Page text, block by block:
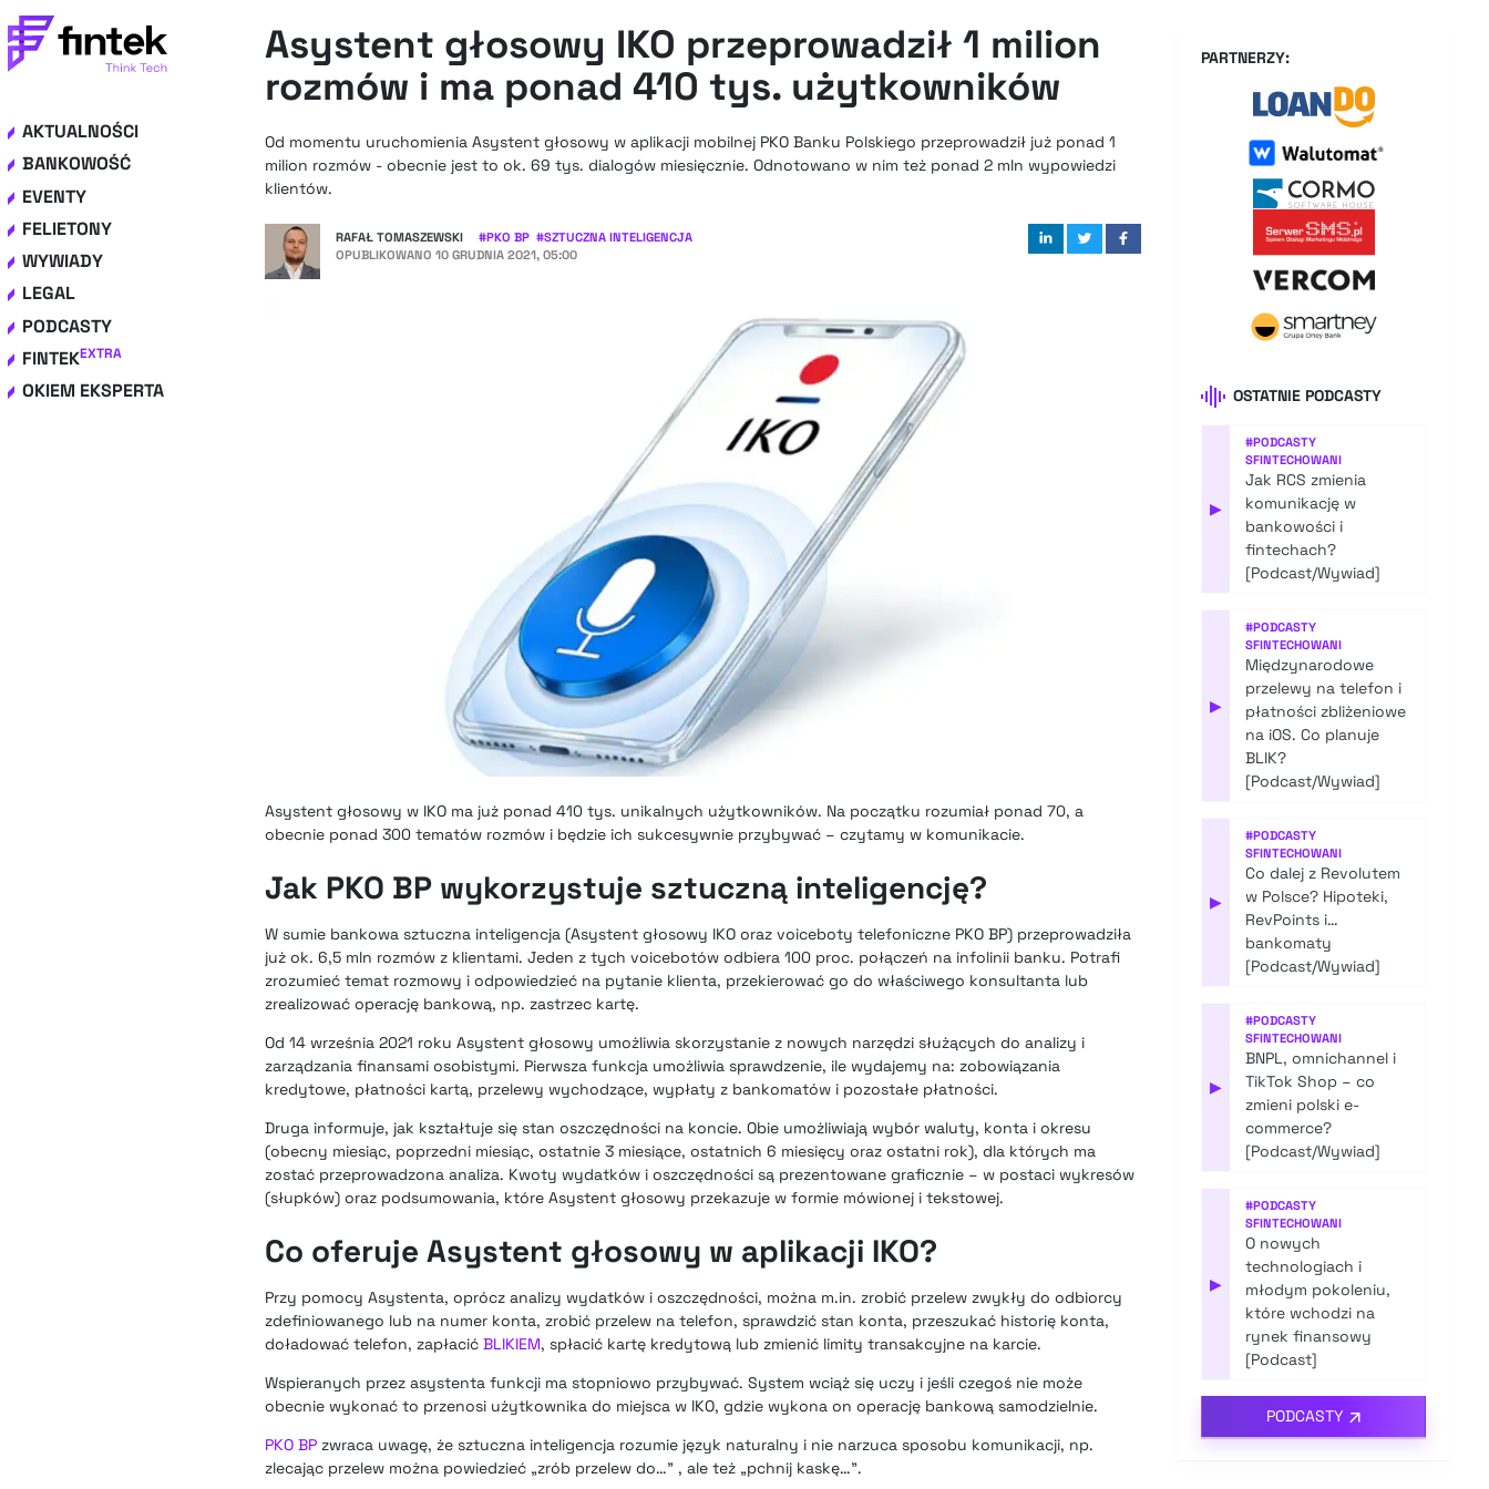
AKTUALNOŚCI
BANKOWOŚĆ
EVENTY
FELIETONY
WYWIADY
LEGAL
PODCASTY
FINTEKEXTRA
OKIEM EKSPERTA
Asystent głosowy IKO przeprowadził 1 milion
rozmów i ma ponad 410 tys. użytkowników
Od momentu uruchomienia Asystent głosowy w aplikacji mobilnej PKO Banku Polskiego przeprowadził już ponad 1
milion rozmów - obecnie jest to ok. 69 tys. dialogów miesięcznie. Odnotowano w nim też ponad 2 mln wypowiedzi
klientów.
RAFAŁ TOMASZEWSKI #PKO BP #SZTUCZNA INTELIGENCJA
OPUBLIKOWANO 10 GRUDNIA 2021, 05:00
Asystent głosowy w IKO ma już ponad 410 tys. unikalnych użytkowników. Na początku rozumiał ponad 70, a
obecnie ponad 300 tematów rozmów i będzie ich sukcesywnie przybywać – czytamy w komunikacie.
Jak PKO BP wykorzystuje sztuczną inteligencję?
W sumie bankowa sztuczna inteligencja (Asystent głosowy IKO oraz voiceboty telefoniczne PKO BP) przeprowadziła
już ok. 6,5 mln rozmów z klientami. Jeden z tych voicebotów odbiera 100 proc. połączeń na infolinii banku. Potrafi
zrozumieć temat rozmowy i odpowiedzieć na pytanie klienta, przekierować go do właściwego konsultanta lub
zrealizować operację bankową, np. zastrzec kartę.
Od 14 września 2021 roku Asystent głosowy umożliwia skorzystanie z nowych narzędzi służących do analizy i
zarządzania finansami osobistymi. Pierwsza funkcja umożliwia sprawdzenie, ile wydajemy na: zobowiązania
kredytowe, płatności kartą, przelewy wychodzące, wypłaty z bankomatów i pozostałe płatności.
Druga informuje, jak kształtuje się stan oszczędności na koncie. Obie umożliwiają wybór waluty, konta i okresu
(obecny miesiąc, poprzedni miesiąc, ostatnie 3 miesiące, ostatnich 6 miesięcy oraz ostatni rok), dla których ma
zostać przeprowadzona analiza. Kwoty wydatków i oszczędności są prezentowane graficznie – w postaci wykresów
(słupków) oraz podsumowania, które Asystent głosowy przekazuje w formie mówionej i tekstowej.
Co oferuje Asystent głosowy w aplikacji IKO?
Przy pomocy Asystenta, oprócz analizy wydatków i oszczędności, można m.in. zrobić przelew zwykły do odbiorcy
zdefiniowanego lub na numer konta, zrobić przelew na telefon, sprawdzić stan konta, przeszukać historię konta,
doładować telefon, zapłacić BLIKIEM, spłacić kartę kredytową lub zmienić limity transakcyjne na karcie.
Wspieranych przez asystenta funkcji ma stopniowo przybywać. System wciąż się uczy i jeśli czegoś nie może
obecnie wykonać to przenosi użytkownika do miejsca w IKO, gdzie wykona on operację bankową samodzielnie.
PKO BP zwraca uwagę, że sztuczna inteligencja rozumie język naturalny i nie narzuca sposobu komunikacji, np.
zlecając przelew można powiedzieć „zrób przelew do…” , ale też „pchnij kaskę…”.
PARTNERZY:
OSTATNIE PODCASTY
▶
#PODCASTY
SFINTECHOWANI
Jak RCS zmienia
komunikację w
bankowości i
fintechach?
[Podcast/Wywiad]
▶
#PODCASTY
SFINTECHOWANI
Międzynarodowe
przelewy na telefon i
płatności zbliżeniowe
na iOS. Co planuje
BLIK?
[Podcast/Wywiad]
▶
#PODCASTY
SFINTECHOWANI
Co dalej z Revolutem
w Polsce? Hipoteki,
RevPoints i…
bankomaty
[Podcast/Wywiad]
▶
#PODCASTY
SFINTECHOWANI
BNPL, omnichannel i
TikTok Shop – co
zmieni polski e-
commerce?
[Podcast/Wywiad]
▶
#PODCASTY
SFINTECHOWANI
O nowych
technologiach i
młodym pokoleniu,
które wchodzi na
rynek finansowy
[Podcast]
PODCASTY